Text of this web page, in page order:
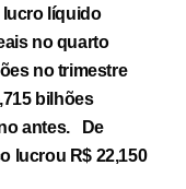
lucro líquido
no quarto
no trimestre
bilhões
antes. De
lucrou R$ 22,150